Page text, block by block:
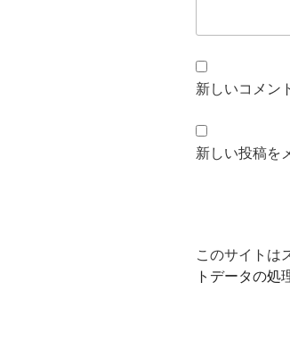
新しいコメン
新しい投稿を
このサイトは
トデータの処